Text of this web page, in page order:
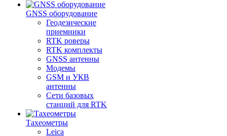
GNSS оборудование
Геодезические
приемники
RTK роверы
RTK комплекты
GNSS антенны
Модемы
GSM и УКВ
антенны
Сети базовых
станций для RTK
Тахеометры
Leica